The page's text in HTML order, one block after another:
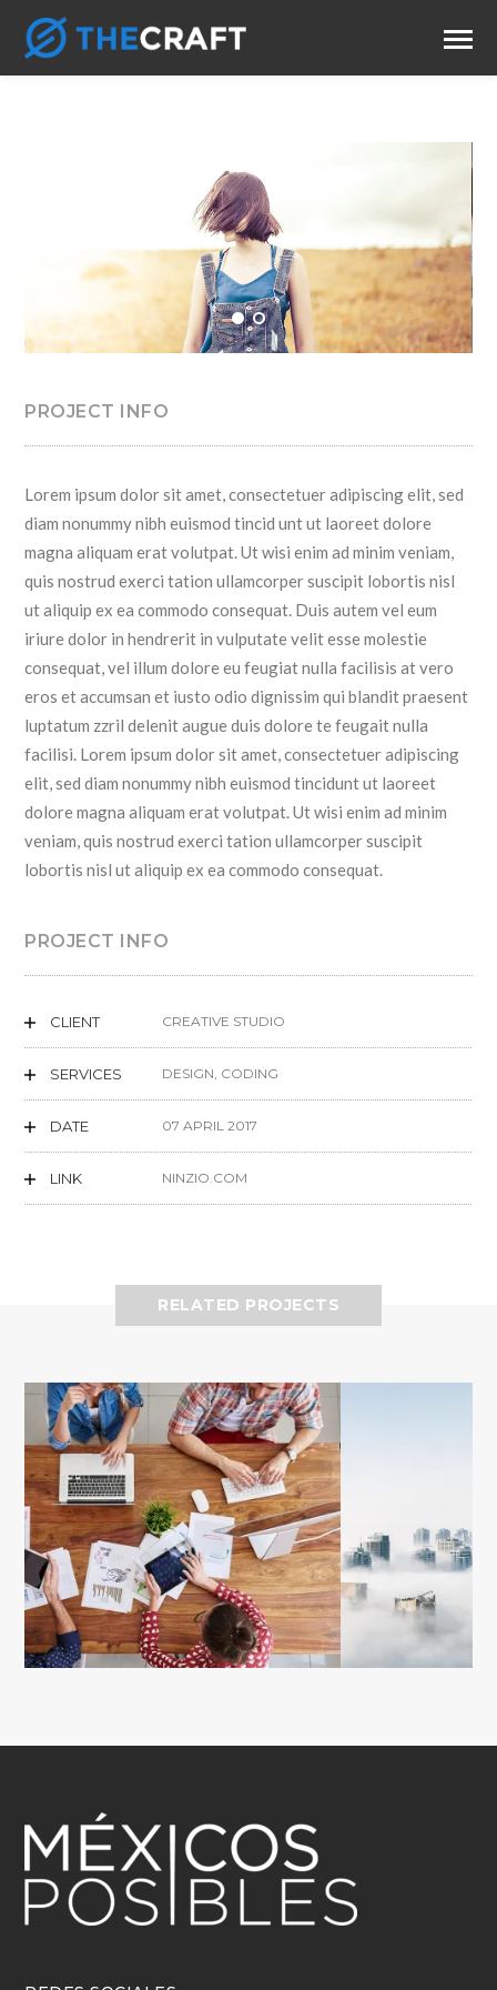
PROJECT INFO
Lorem ipsum dolor sit amet, consectetuer adipiscing elit, sed
diam nonummy nibh euismod tincid unt ut laoreet dolore
magna aliquam erat volutpat. Ut wisi enim ad minim veniam,
quis nostrud exerci tation ullamcorper suscipit lobortis nisl
ut aliquip ex ea commodo consequat. Duis autem vel eum
iriure dolor in hendrerit in vulputate velit esse molestie
consequat, vel illum dolore eu feugiat nulla facilisis at vero
eros et accumsan et iusto odio dignissim qui blandit praesent
luptatum zzril delenit augue duis dolore te feugait nulla
facilisi. Lorem ipsum dolor sit amet, consectetuer adipiscing
elit, sed diam nonummy nibh euismod tincidunt ut laoreet
dolore magna aliquam erat volutpat. Ut wisi enim ad minim
veniam, quis nostrud exerci tation ullamcorper suscipit
lobortis nisl ut aliquip ex ea commodo consequat.
PROJECT INFO
CLIENT CREATIVE STUDIO
SERVICES DESIGN, CODING
DATE 07 APRIL 2017
LINK NINZIO.COM
RELATED PROJECTS